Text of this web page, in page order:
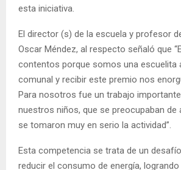
esta iniciativa.
El director (s) de la escuela y profesor
Oscar Méndez, al respecto señaló que
contentos porque somos una escuelita
comunal y recibir este premio nos
Para nosotros fue un trabajo
nuestros niños, que se preocupaban de
se tomaron muy en serio la actividad”.
Esta competencia se trata de un
reducir el consumo de energía,